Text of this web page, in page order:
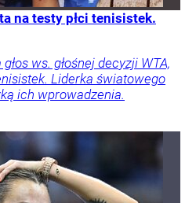
na testy płci tenisistek.
ws. głośnej decyzji WTA,
Liderka światowego
ich wprowadzenia.